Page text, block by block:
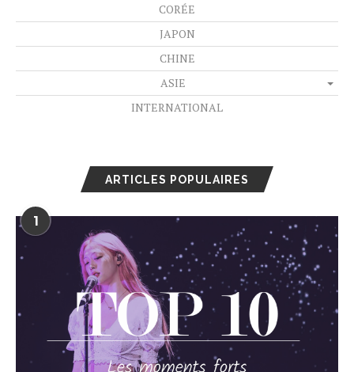
CORÉE
JAPON
CHINE
ASIE
INTERNATIONAL
ARTICLES POPULAIRES
1